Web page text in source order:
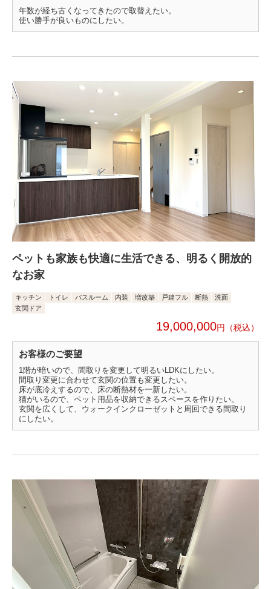
年数が経ち古くなってきたので取替えたい。
使い勝手が良いものにしたい。
ペットも家族も快適に生活できる、明るく開放的
なお家
キッチン トイレ バスルーム 内装 増改築 戸建フル 断熱
洗面
玄関ドア
19,000,000円
お客様のご要望
1階が暗いので、間取りを変更して明るいLDKにしたい。
間取り変更に合わせて玄関の位置も変更したい。
床が底冷えするので、床の断熱材を一新したい。
猫がいるので、ペット用品を収納できるスペースを作りたい。
玄関を広くして、ウォークインクローゼットと周回できる間取り
にしたい。